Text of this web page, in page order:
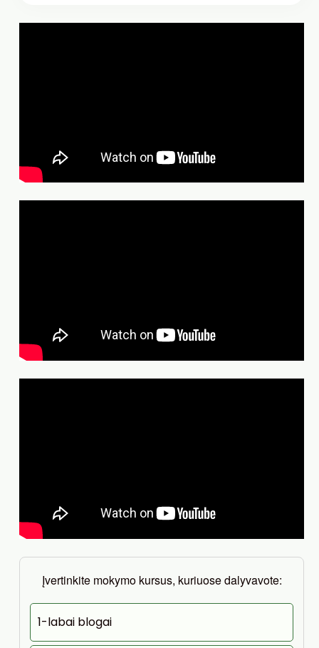
Įvertinkite mokymo kursus, kuriuose dalyvavote:
1-labai blogai